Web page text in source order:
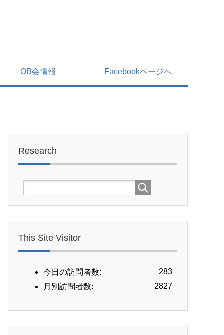
OB会情報 Facebookページへ
Research
This Site Visitor
283
今日の訪問者数:
2827
月別訪問者数: